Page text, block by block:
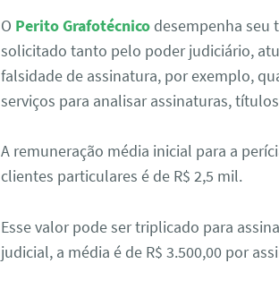
O Perito Grafotécnico desempenha seu
solicitado tanto pelo poder judiciário,
falsidade de assinatura, por exemplo,
serviços para analisar assinaturas,
A remuneração média inicial para a
clientes particulares é de R$ 2,5 mil.
Esse valor pode ser triplicado para
judicial, a média é de R$ 3.500,00 por